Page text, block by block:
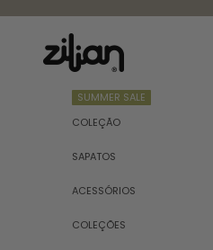
Zilian
SUMMER SALE
COLEÇÃO
SAPATOS
ACESSÓRIOS
COLEÇÕES